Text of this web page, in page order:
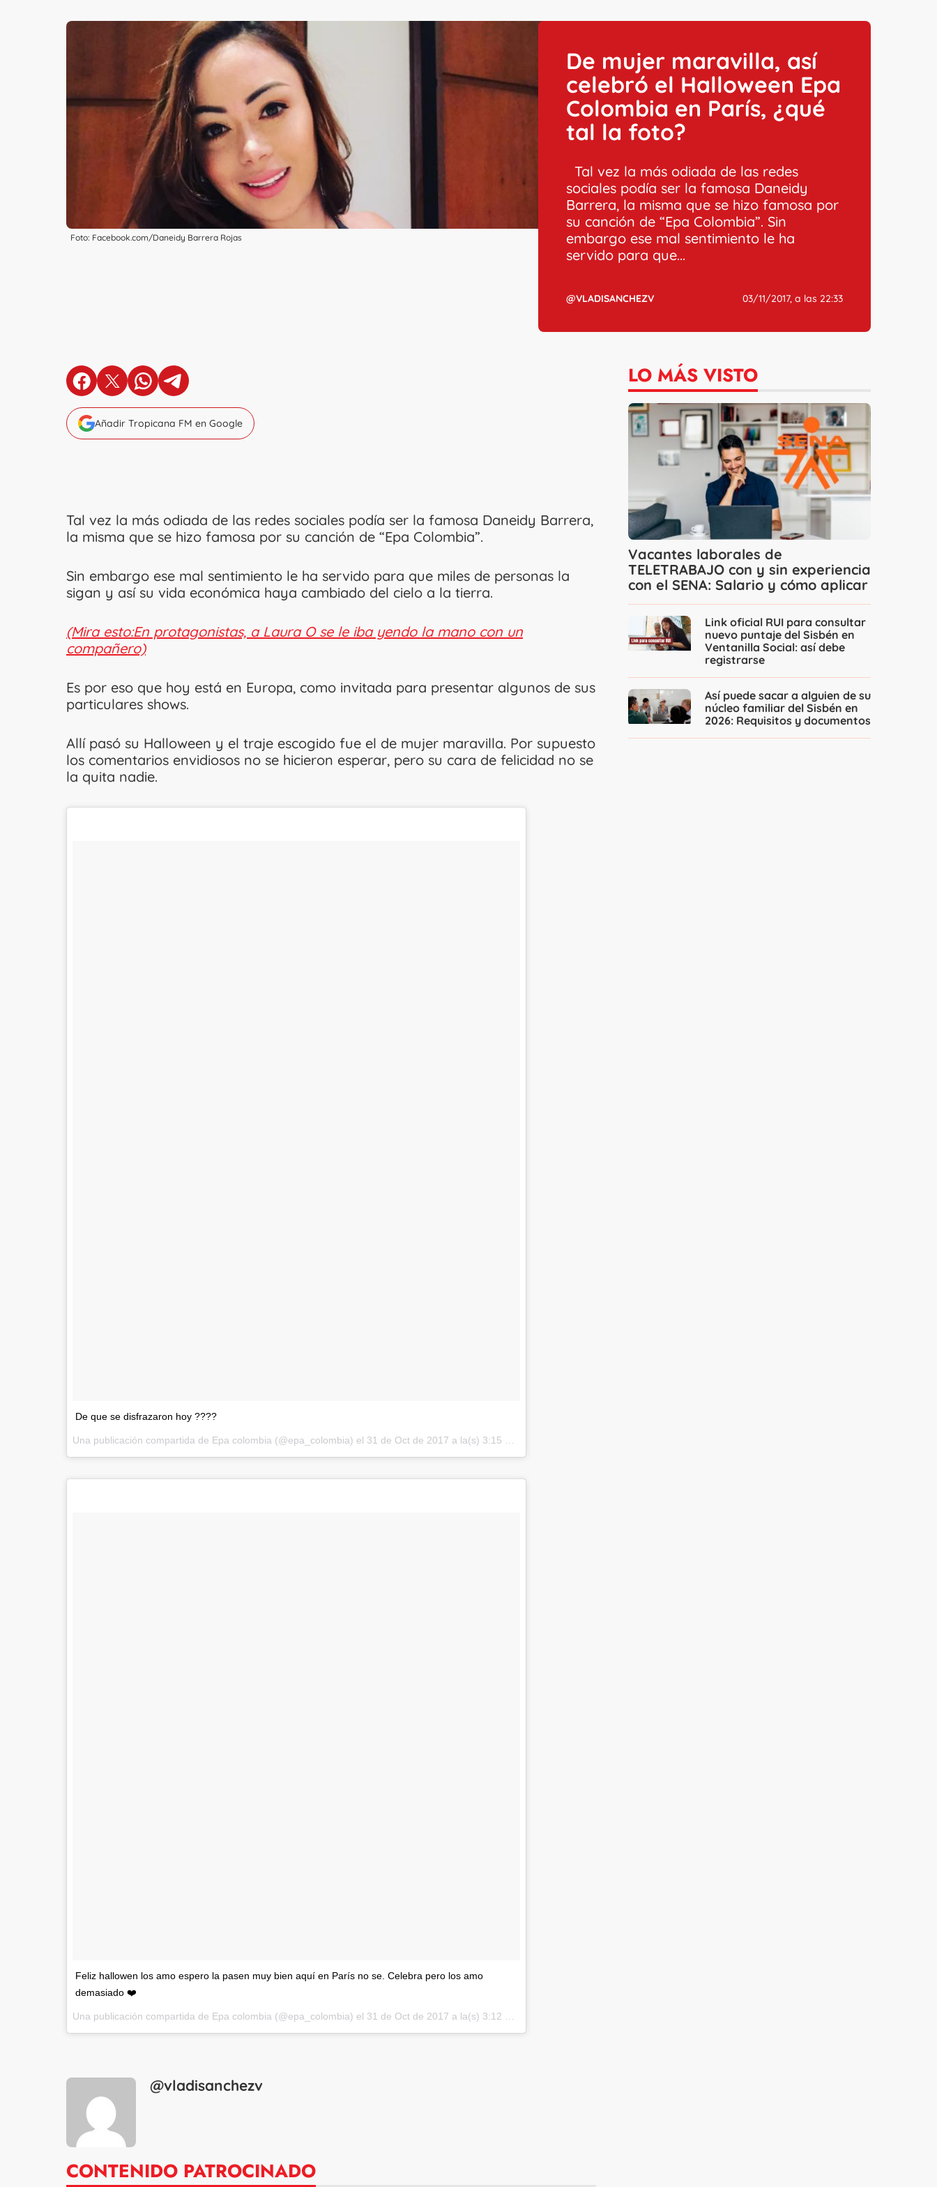
Foto: Facebook.com/Daneidy Barrera Rojas
De mujer maravilla, así
celebró el Halloween Epa
Colombia en París, ¿qué
tal la foto?
Tal vez la más odiada de las redes
sociales podía ser la famosa Daneidy
Barrera, la misma que se hizo famosa por
su canción de “Epa Colombia”. Sin
embargo ese mal sentimiento le ha
servido para que...
@VLADISANCHEZV 03/11/2017, a las 22:33
en Facebook
en X en Whatsapp
en Telegram
Añadir Tropicana FM en Google
Tal vez la más odiada de las redes sociales podía ser la famosa Daneidy Barrera,
la misma que se hizo famosa por su canción de “Epa Colombia”.
Sin embargo ese mal sentimiento le ha servido para que miles de personas la
sigan y así su vida económica haya cambiado del cielo a la tierra.
(Mira esto:En protagonistas, a Laura O se le iba yendo la mano con un
compañero)
Es por eso que hoy está en Europa, como invitada para presentar algunos de sus
particulares shows.
Allí pasó su Halloween y el traje escogido fue el de mujer maravilla. Por supuesto
los comentarios envidiosos no se hicieron esperar, pero su cara de felicidad no se
la quita nadie.
De que se disfrazaron hoy ????
Una publicación compartida de Epa colombia (@epa_colombia) el 31 de Oct de 2017 a la(s) 3:15 PDT
Feliz hallowen los amo espero la pasen muy bien aquí en París no se. Celebra pero los amo
demasiado ❤️
Una publicación compartida de Epa colombia (@epa_colombia) el 31 de Oct de 2017 a la(s) 3:12 PDT
@vladisanchezv
CONTENIDO PATROCINADO
LO MÁS VISTO
Vacantes laborales de
TELETRABAJO con y sin experiencia
con el SENA: Salario y cómo aplicar
Link oficial RUI para consultar
nuevo puntaje del Sisbén en
Ventanilla Social: así debe
registrarse
Así puede sacar a alguien de su
núcleo familiar del Sisbén en
2026: Requisitos y documentos